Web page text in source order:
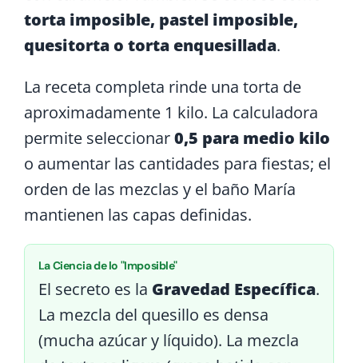
torta imposible, pastel imposible,
quesitorta o torta enquesillada.
La receta completa rinde una torta de
aproximadamente 1 kilo. La calculadora
permite seleccionar0,5 para medio kilo
o aumentar las cantidades para fiestas; el
orden de las mezclas y el baño María
mantienen las capas definidas.
La Ciencia de lo "Imposible"
El secreto es la Gravedad Específica.
La mezcla del quesillo es densa
(mucha azúcar y líquido). La mezcla